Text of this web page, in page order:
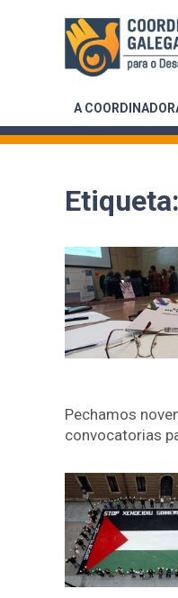
A
Etiqueta:
Pechamos
convocatorias